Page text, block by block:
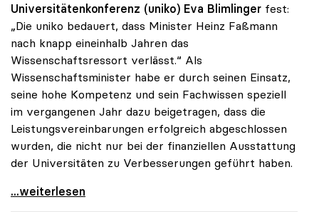
Universitätenkonferenz (uniko) Eva Blimlinger fest:
„Die uniko bedauert, dass Minister Heinz Faßmann
nach knapp eineinhalb Jahren das
Wissenschaftsressort verlässt.“ Als
Wissenschaftsminister habe er durch seinen Einsatz,
seine hohe Kompetenz und sein Fachwissen speziell
im vergangenen Jahr dazu beigetragen, dass die
Leistungsvereinbarungen erfolgreich abgeschlossen
wurden, die nicht nur bei der finanziellen Ausstattung
der Universitäten zu Verbesserungen geführt haben.
uniko bedauert Abgang von Heinz Fassmann
...weiterlesen